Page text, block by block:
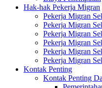
Hak-hak Pekerja Migran
Pekerja Migran
Pekerja Migran
Pekerja Migran
Pekerja Migran
Pekerja Migran
Pekerja Migran
Kontak Penting
Kontak Penting